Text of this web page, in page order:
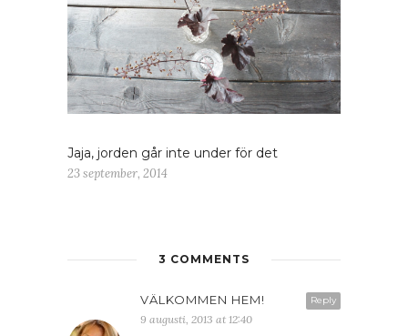
Jaja, jorden går inte under för det
23 september, 2014
3 COMMENTS
Reply
VÄLKOMMEN HEM!
9 augusti, 2013 at 12:40